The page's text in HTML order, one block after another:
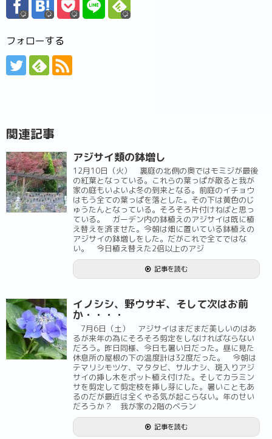
フォローする
関連記事
アジサイ類の鉢増し
12月10日（火） 裏庭の北側の奥ではモミジが最後
の紅葉となっている。これらの葉っぱが散ると我が
家の庭もいよいよ冬の到来となる。前庭のイチョウ
はもう全ての葉っぱを落とした。その下は黄色のじ
ゅうたんとなっている。そろそろ片付けねばと思っ
ている。 ガーデン内の鉢植えのアジサイは既に植
え替えを済ませた。今朝は畑に置いている鉢植えの
アジサイの鉢増しをした。だがこれで全てではな
い。 今日植え替えた2倍以上のアジ
記事を読む
イノシシ、野ウサギ、そして次はお前
か・・・・
7月6日（土） アジサイはまだまだ美しいのはあ
るが来年の為にそろそろ剪定をしなければならない
だろう。昨日同様、今日も暑い日だった。昼に見た
休息所の屋根の下の温度計は32度だった。 今朝は
テマリシモツケ、マタタビ、サルナシ、斑入りアジ
サイの挿し木をポット植え付けた。そしてカラミン
サを剪定して剪定枝を挿し芽にした。暑いこともあ
るのだが最近は全くやる気が起こらない。年のせい
だろうか？ 我が家の2階のベラン
記事を読む